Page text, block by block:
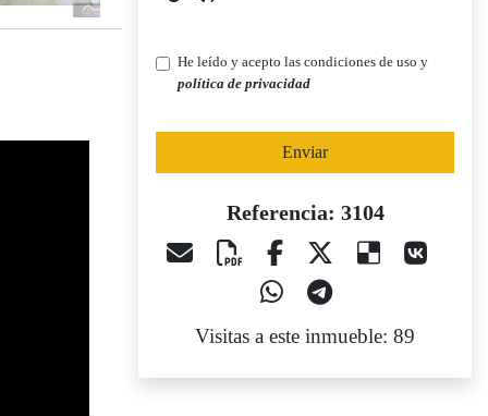
He leído y acepto las condiciones de uso y
política de privacidad
Enviar
Referencia: 3104
Visitas a este inmueble: 89